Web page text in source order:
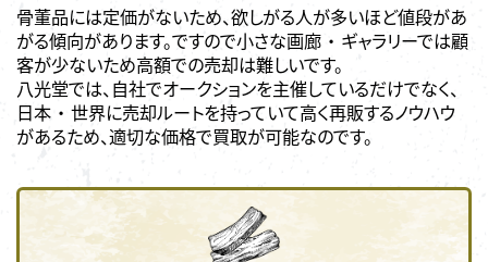
骨董品には定価がないため、欲しがる人が多いほど値段があ
がる傾向があります。ですので小さな画廊 ・ ギャラリーでは顧
客が少ないため高額での売却は難しいです。
八光堂では、自社でオークションを主催しているだけでなく、
日本 ・ 世界に売却ルートを持っていて高く再販するノウハウ
があるため、適切な価格で買取が可能なのです。